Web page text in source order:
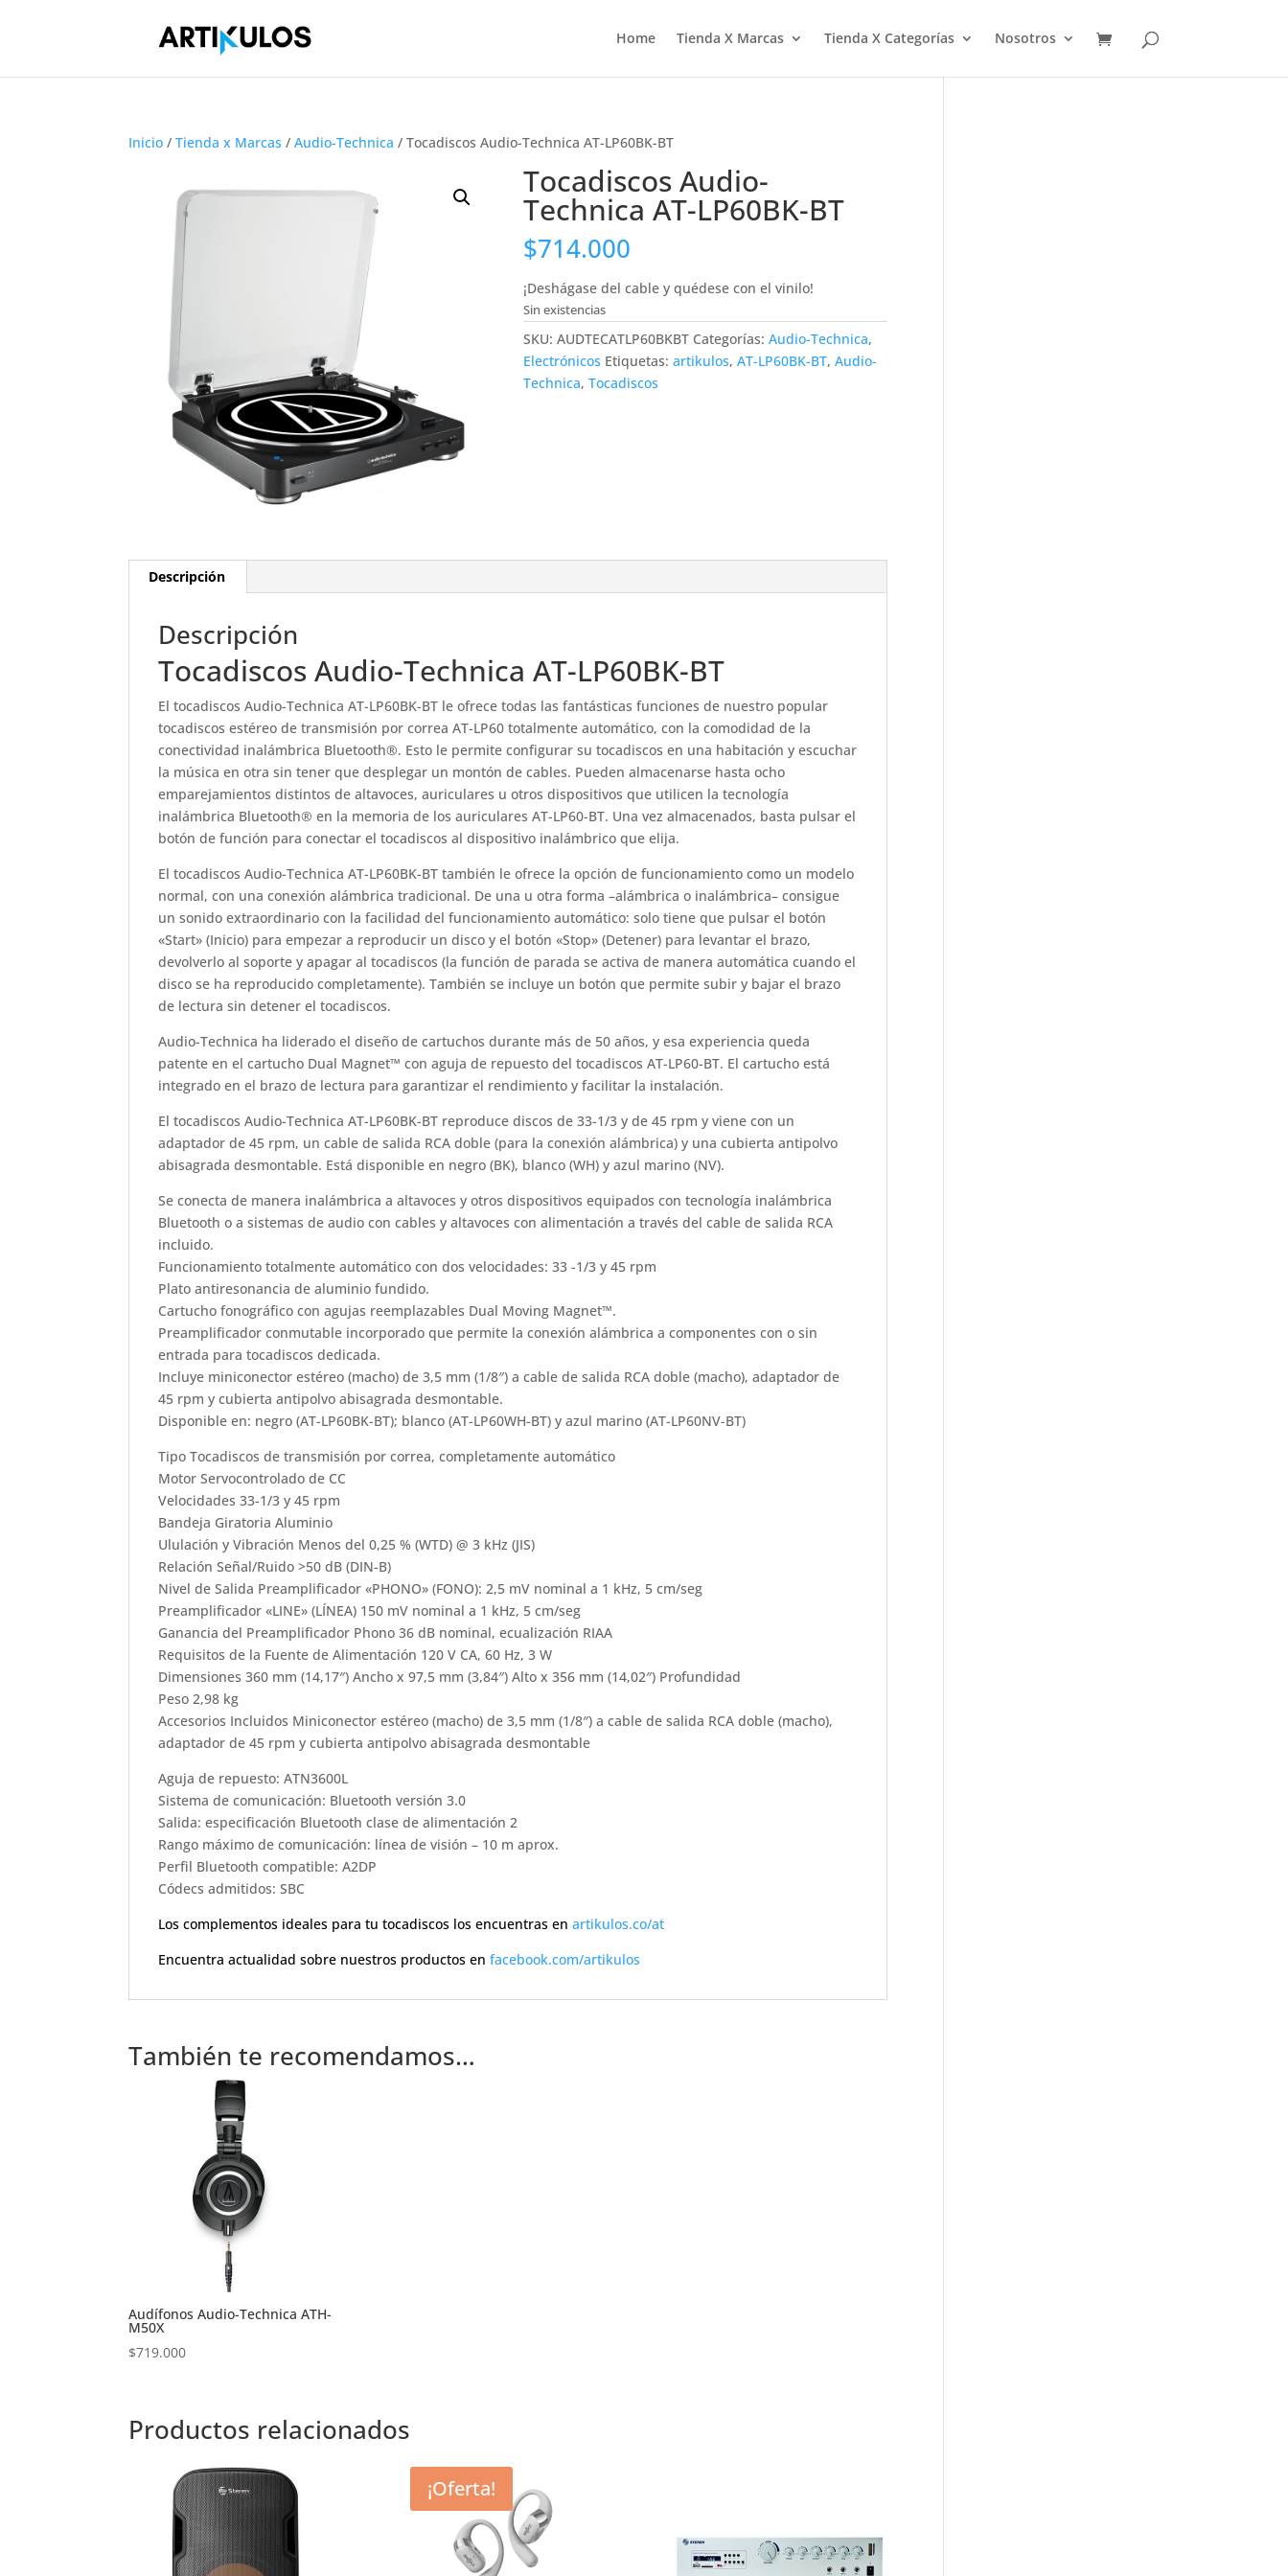
Home Tienda X Marcas Tienda X Categorías Nosotros
Inicio /Tienda x Marcas /Audio-Technica / Tocadiscos Audio-Technica AT-LP60BK-BT
Tocadiscos Audio-
Technica AT-LP60BK-BT
$714.000
¡Deshágase del cable y quédese con el vinilo!
Sin existencias
SKU:AUDTECATLP60BKBT Categorías:Audio-Technica,
Electrónicos Etiquetas:artikulos,AT-LP60BK-BT,Audio-
Technica,Tocadiscos
Descripción
Descripción
Tocadiscos Audio-Technica AT-LP60BK-BT
El tocadiscos Audio-Technica AT-LP60BK-BT le ofrece todas las fantásticas funciones de nuestro popular
tocadiscos estéreo de transmisión por correa AT-LP60 totalmente automático, con la comodidad de la
conectividad inalámbrica Bluetooth®. Esto le permite configurar su tocadiscos en una habitación y escuchar
la música en otra sin tener que desplegar un montón de cables. Pueden almacenarse hasta ocho
emparejamientos distintos de altavoces, auriculares u otros dispositivos que utilicen la tecnología
inalámbrica Bluetooth® en la memoria de los auriculares AT-LP60-BT. Una vez almacenados, basta pulsar el
botón de función para conectar el tocadiscos al dispositivo inalámbrico que elija.
El tocadiscos Audio-Technica AT-LP60BK-BT también le ofrece la opción de funcionamiento como un modelo
normal, con una conexión alámbrica tradicional. De una u otra forma –alámbrica o inalámbrica– consigue
un sonido extraordinario con la facilidad del funcionamiento automático: solo tiene que pulsar el botón
«Start» (Inicio) para empezar a reproducir un disco y el botón «Stop» (Detener) para levantar el brazo,
devolverlo al soporte y apagar al tocadiscos (la función de parada se activa de manera automática cuando el
disco se ha reproducido completamente). También se incluye un botón que permite subir y bajar el brazo
de lectura sin detener el tocadiscos.
Audio-Technica ha liderado el diseño de cartuchos durante más de 50 años, y esa experiencia queda
patente en el cartucho Dual Magnet™ con aguja de repuesto del tocadiscos AT-LP60-BT. El cartucho está
integrado en el brazo de lectura para garantizar el rendimiento y facilitar la instalación.
El tocadiscos Audio-Technica AT-LP60BK-BT reproduce discos de 33-1/3 y de 45 rpm y viene con un
adaptador de 45 rpm, un cable de salida RCA doble (para la conexión alámbrica) y una cubierta antipolvo
abisagrada desmontable. Está disponible en negro (BK), blanco (WH) y azul marino (NV).
Se conecta de manera inalámbrica a altavoces y otros dispositivos equipados con tecnología inalámbrica
Bluetooth o a sistemas de audio con cables y altavoces con alimentación a través del cable de salida RCA
incluido.
Funcionamiento totalmente automático con dos velocidades: 33 -1/3 y 45 rpm
Plato antiresonancia de aluminio fundido.
Cartucho fonográfico con agujas reemplazables Dual Moving Magnet™.
Preamplificador conmutable incorporado que permite la conexión alámbrica a componentes con o sin
entrada para tocadiscos dedicada.
Incluye miniconector estéreo (macho) de 3,5 mm (1/8″) a cable de salida RCA doble (macho), adaptador de
45 rpm y cubierta antipolvo abisagrada desmontable.
Disponible en: negro (AT-LP60BK-BT); blanco (AT-LP60WH-BT) y azul marino (AT-LP60NV-BT)
Tipo Tocadiscos de transmisión por correa, completamente automático
Motor Servocontrolado de CC
Velocidades 33-1/3 y 45 rpm
Bandeja Giratoria Aluminio
Ululación y Vibración Menos del 0,25 % (WTD) @ 3 kHz (JIS)
Relación Señal/Ruido >50 dB (DIN-B)
Nivel de Salida Preamplificador «PHONO» (FONO): 2,5 mV nominal a 1 kHz, 5 cm/seg
Preamplificador «LINE» (LÍNEA) 150 mV nominal a 1 kHz, 5 cm/seg
Ganancia del Preamplificador Phono 36 dB nominal, ecualización RIAA
Requisitos de la Fuente de Alimentación 120 V CA, 60 Hz, 3 W
Dimensiones 360 mm (14,17″) Ancho x 97,5 mm (3,84″) Alto x 356 mm (14,02″) Profundidad
Peso 2,98 kg
Accesorios Incluidos Miniconector estéreo (macho) de 3,5 mm (1/8″) a cable de salida RCA doble (macho),
adaptador de 45 rpm y cubierta antipolvo abisagrada desmontable
Aguja de repuesto: ATN3600L
Sistema de comunicación: Bluetooth versión 3.0
Salida: especificación Bluetooth clase de alimentación 2
Rango máximo de comunicación: línea de visión – 10 m aprox.
Perfil Bluetooth compatible: A2DP
Códecs admitidos: SBC
Los complementos ideales para tu tocadiscos los encuentras enartikulos.co/at
Encuentra actualidad sobre nuestros productos enfacebook.com/artikulos
También te recomendamos…
Audífonos Audio-Technica ATH-
M50X
$719.000
Productos relacionados
¡Oferta!